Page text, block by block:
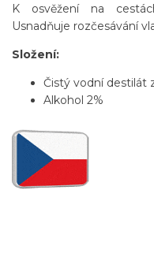
K osvěžení na
Usnadňuje rozčesávání
Složení:
Čistý vodní destilát
Alkohol 2%